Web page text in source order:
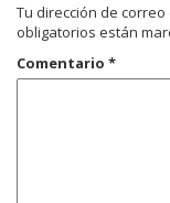
Tu dirección de
obligatorios están
Comentario *